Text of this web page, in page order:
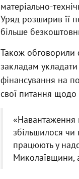
матеріально-
Уряд розширив її
більше
Також обговорили
закладам
фінансування на
свої питання щодо
«Навантаження
збільшилося чи
працюють у
Миколаївщини,